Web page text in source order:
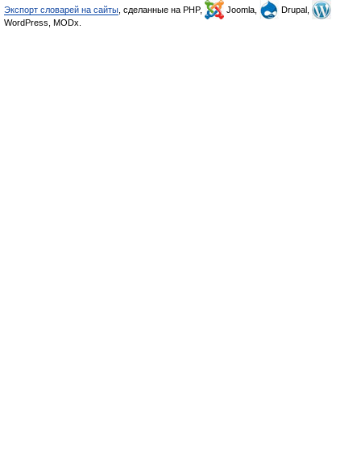
Экспорт словарей на сайты , сделанные на PHP, Joomla,
Drupal,
WordPress, MODx.